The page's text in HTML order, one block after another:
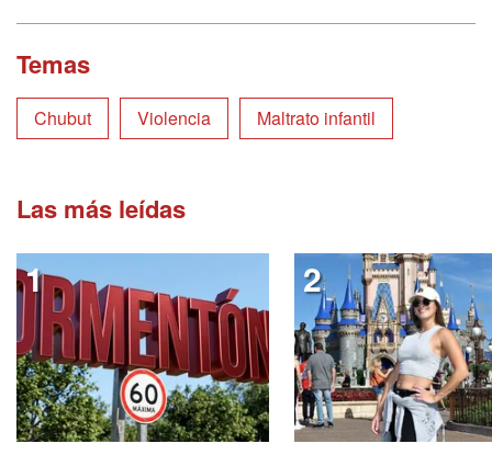
Temas
Chubut Violencia Maltrato infantil
Las más leídas